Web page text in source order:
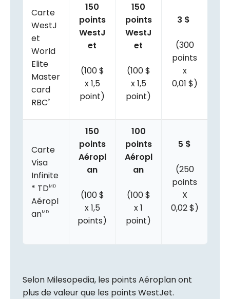
Carte
WestJ
et
World
Elite
Master
card
RBC®
150
points
WestJ
et
(100 $
x 1,5
point)
150
points
WestJ
et
(100 $
x 1,5
point)
3 $
(300
points
x
0,01 $)
Carte
Visa
Infinite
* TDMD
Aéropl
anMD
150
points
Aéropl
an
(100 $
x 1,5
points)
100
points
Aéropl
an
(100 $
x 1
point)
5 $
(250
points
X
0,02 $)
Selon Milesopedia, les points Aéroplan ont
plus de valeur que les points WestJet.